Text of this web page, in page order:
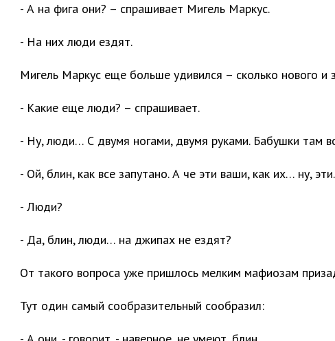
- А на фига они? – спрашивает Мигель Маркус.
- На них люди ездят.
Мигель Маркус еще больше удивился – сколько нового и
- Какие еще люди? – спрашивает.
- Ну, люди… С двумя ногами, двумя руками. Бабушки там
- Ой, блин, как все запутано. А че эти ваши, как их… ну,
- Люди?
- Да, блин, люди… на джипах не ездят?
От такого вопроса уже пришлось мелким мафиозам
Тут один самый сообразительный сообразил: